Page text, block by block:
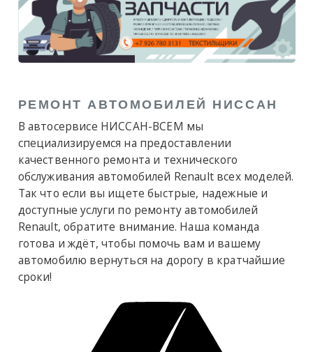
РЕМОНТ АВТОМОБИЛЕЙ НИССАН
В автосервисе НИССАН-ВСЕМ мы
специализируемся на предоставлении
качественного ремонта и технического
обслуживания автомобилей Renault всех моделей.
Так что если вы ищете быстрые, надежные и
доступные услуги по ремонту автомобилей
Renault, обратите внимание. Наша команда
готова и ждёт, чтобы помочь вам и вашему
автомобилю вернуться на дорогу в кратчайшие
сроки!